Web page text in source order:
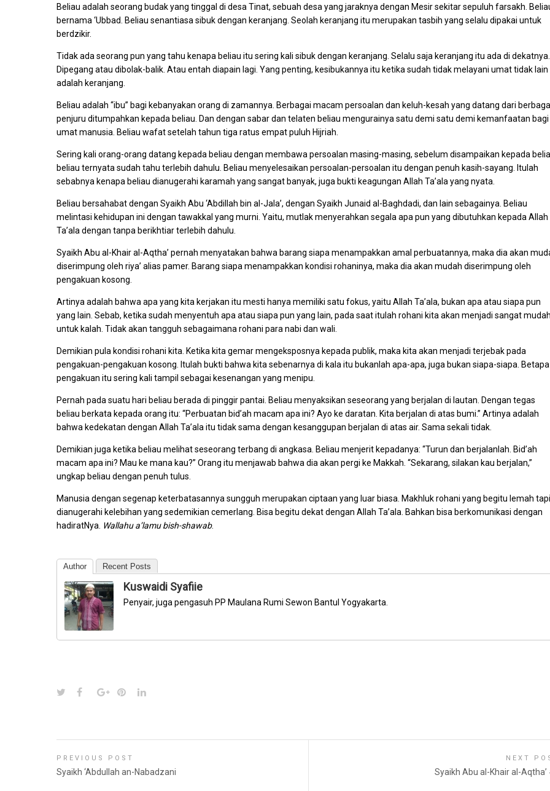
Beliau adalah seorang budak yang tinggal di desa Tinat, sebuah desa yang jaraknya dengan Mesir sekitar sepuluh farsakh.
bernama ‘Ubbad. Beliau senantiasa sibuk dengan keranjang. Seolah keranjang itu merupakan tasbih yang selalu dipakai untuk
berdzikir.
Tidak ada seorang pun yang tahu kenapa beliau itu sering kali sibuk dengan keranjang. Selalu saja keranjang itu ada di dekatnya.
Dipegang atau dibolak-balik. Atau entah diapain lagi. Yang penting, kesibukannya itu ketika sudah tidak melayani umat tidak lain
adalah keranjang.
Beliau adalah “ibu” bagi kebanyakan orang di zamannya. Berbagai macam persoalan dan keluh-kesah yang datang dari
penjuru ditumpahkan kepada beliau. Dan dengan sabar dan telaten beliau mengurainya satu demi satu demi kemanfaatan bagi
umat manusia. Beliau wafat setelah tahun tiga ratus empat puluh Hijriah.
Sering kali orang-orang datang kepada beliau dengan membawa persoalan masing-masing, sebelum disampaikan kepada
beliau ternyata sudah tahu terlebih dahulu. Beliau menyelesaikan persoalan-persoalan itu dengan penuh kasih-sayang. Itulah
sebabnya kenapa beliau dianugerahi karamah yang sangat banyak, juga bukti keagungan Allah Ta’ala yang nyata.
Beliau bersahabat dengan Syaikh Abu ‘Abdillah bin al-Jala’, dengan Syaikh Junaid al-Baghdadi, dan lain sebagainya. Beliau
melintasi kehidupan ini dengan tawakkal yang murni. Yaitu, mutlak menyerahkan segala apa pun yang dibutuhkan kepada Allah
Ta’ala dengan tanpa berikhtiar terlebih dahulu.
Syaikh Abu al-Khair al-Aqtha’ pernah menyatakan bahwa barang siapa menampakkan amal perbuatannya, maka dia akan
diserimpung oleh riya’ alias pamer. Barang siapa menampakkan kondisi rohaninya, maka dia akan mudah diserimpung oleh
pengakuan kosong.
Artinya adalah bahwa apa yang kita kerjakan itu mesti hanya memiliki satu fokus, yaitu Allah Ta’ala, bukan apa atau siapa pun
yang lain. Sebab, ketika sudah menyentuh apa atau siapa pun yang lain, pada saat itulah rohani kita akan menjadi sangat mudah
untuk kalah. Tidak akan tangguh sebagaimana rohani para nabi dan wali.
Demikian pula kondisi rohani kita. Ketika kita gemar mengeksposnya kepada publik, maka kita akan menjadi terjebak pada
pengakuan-pengakuan kosong. Itulah bukti bahwa kita sebenarnya di kala itu bukanlah apa-apa, juga bukan siapa-siapa. Betapa
pengakuan itu sering kali tampil sebagai kesenangan yang menipu.
Pernah pada suatu hari beliau berada di pinggir pantai. Beliau menyaksikan seseorang yang berjalan di lautan. Dengan tegas
beliau berkata kepada orang itu: “Perbuatan bid’ah macam apa ini? Ayo ke daratan. Kita berjalan di atas bumi.” Artinya adalah
bahwa kedekatan dengan Allah Ta’ala itu tidak sama dengan kesanggupan berjalan di atas air. Sama sekali tidak.
Demikian juga ketika beliau melihat seseorang terbang di angkasa. Beliau menjerit kepadanya: “Turun dan berjalanlah. Bid’ah
macam apa ini? Mau ke mana kau?” Orang itu menjawab bahwa dia akan pergi ke Makkah. “Sekarang, silakan kau berjalan,”
ungkap beliau dengan penuh tulus.
Manusia dengan segenap keterbatasannya sungguh merupakan ciptaan yang luar biasa. Makhluk rohani yang begitu lemah tapi
dianugerahi kelebihan yang sedemikian cemerlang. Bisa begitu dekat dengan Allah Ta’ala. Bahkan bisa berkomunikasi dengan
hadiratNya. Wallahu a’lamu bish-shawab.
Author Recent Posts
Kuswaidi Syafiie
Penyair, juga pengasuh PP Maulana Rumi Sewon Bantul Yogyakarta.
PREVIOUS POST
Syaikh ‘Abdullah an-Nabadzani
NEXT
Syaikh Abu al-Khair al-Aqtha’